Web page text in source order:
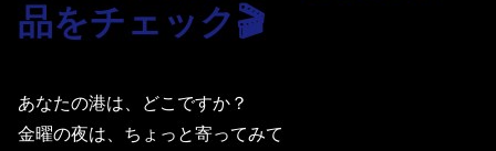
品をチェック🎬
あなたの港は、どこですか？
金曜の夜は、ちょっと寄ってみて